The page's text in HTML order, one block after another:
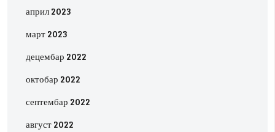
април 2023
март 2023
децембар 2022
октобар 2022
септембар 2022
август 2022